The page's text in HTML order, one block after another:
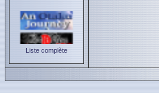
Liste complète